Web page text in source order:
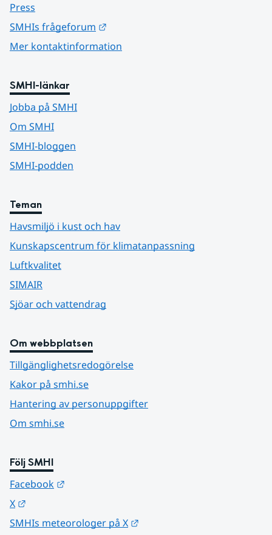
Press
SMHIs frågeforum
Mer kontaktinformation
SMHI-länkar
Jobba på SMHI
Om SMHI
SMHI-bloggen
SMHI-podden
Teman
Havsmiljö i kust och hav
Kunskapscentrum för klimatanpassning
Luftkvalitet
SIMAIR
Sjöar och vattendrag
Om webbplatsen
Tillgänglighetsredogörelse
Kakor på smhi.se
Hantering av personuppgifter
Om smhi.se
Följ SMHI
Facebook
X
SMHIs meteorologer på X